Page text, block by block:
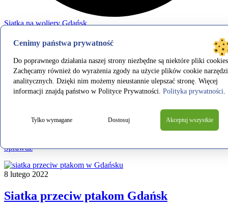
Siatka na woliery Gdańsk
Siatka na rusztowania Warszawa
Siatka na rusztowania Warszawa W Symar jesteśmy producentem
siatek mających na celu zapewnić bezpieczeństwo i ochronę
zarówno osobom pracującym na wysokości jak i przechodniom.
Sprawdź
8 lutego 2022
Siatka przeciw ptakom Gdańsk
Cenimy państwa prywatność
Do poprawnego działania naszej strony niezbędne są niektóre pliki
Zachęcamy również do wyrażenia zgody na użycie plików cookie narzędzi
analitycznych. Dzięki nim możemy nieustannie ulepszać stronę. Więcej
informacji znajdą państwo w Polityce Prywatności. Polityka prywatności
Dostosuj
Tylko wymagane Akceptuj wszystkie